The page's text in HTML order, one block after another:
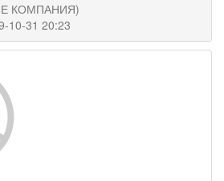
КОМПАНИЯ)
10-31 20:23